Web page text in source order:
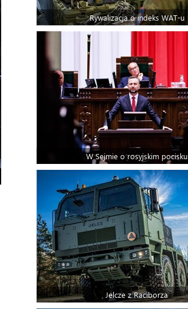
Rywalizacja o indeks WAT-u
W Sejmie o rosyjskim pocisku
Jelcze z Raciborza